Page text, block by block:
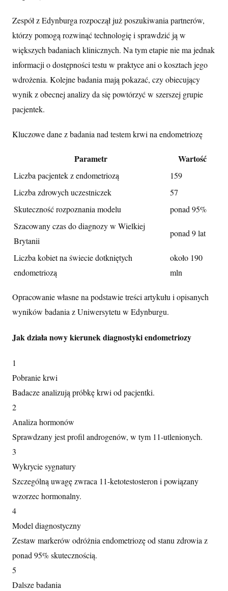
Zespół z Edynburga rozpoczął już poszukiwania partnerów,
którzy pomogą rozwinąć technologię i sprawdzić ją w
większych badaniach klinicznych. Na tym etapie nie ma jednak
informacji o dostępności testu w praktyce ani o kosztach jego
wdrożenia. Kolejne badania mają pokazać, czy obiecujący
wynik z obecnej analizy da się powtórzyć w szerszej grupie
pacjentek.
Kluczowe dane z badania nad testem krwi na endometriozę
Parametr Wartość
Liczba pacjentek z endometriozą
159
Liczba zdrowych uczestniczek
57
Skuteczność rozpoznania modelu
ponad 95%
Szacowany czas do diagnozy w Wielkiej
Brytanii
ponad 9 lat
Liczba kobiet na świecie dotkniętych
endometriozą
około 190
mln
Opracowanie własne na podstawie treści artykułu i opisanych
wyników badania z Uniwersytetu w Edynburgu.
Jak działa nowy kierunek diagnostyki endometriozy
1
Pobranie krwi
Badacze analizują próbkę krwi od pacjentki.
2
Analiza hormonów
Sprawdzany jest profil androgenów, w tym 11-utlenionych.
3
Wykrycie sygnatury
Szczególną uwagę zwraca 11-ketotestosteron i powiązany
wzorzec hormonalny.
4
Model diagnostyczny
Zestaw markerów odróżnia endometriozę od stanu zdrowia z
ponad 95% skutecznością.
5
Dalsze badania